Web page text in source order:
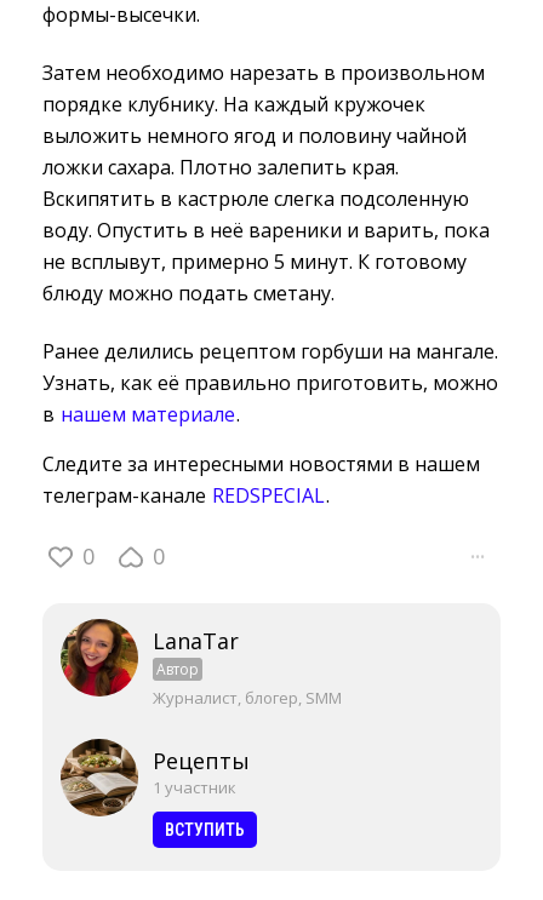
формы-высечки.
Затем необходимо нарезать в произвольном
порядке клубнику. На каждый кружочек
выложить немного ягод и половину чайной
ложки сахара. Плотно залепить края.
Вскипятить в кастрюле слегка подсоленную
воду. Опустить в неё вареники и варить, пока
не всплывут, примерно 5 минут. К готовому
блюду можно подать сметану.
Ранее делились рецептом горбуши на мангале.
Узнать, как её правильно приготовить, можно
в нашем материале.
Следите за интересными новостями в нашем
телеграм-канале REDSPECIAL.
0 0 ···
LanaTar
Автор
Журналист, блогер, SMM
Рецепты
1 участник
ВСТУПИТЬ